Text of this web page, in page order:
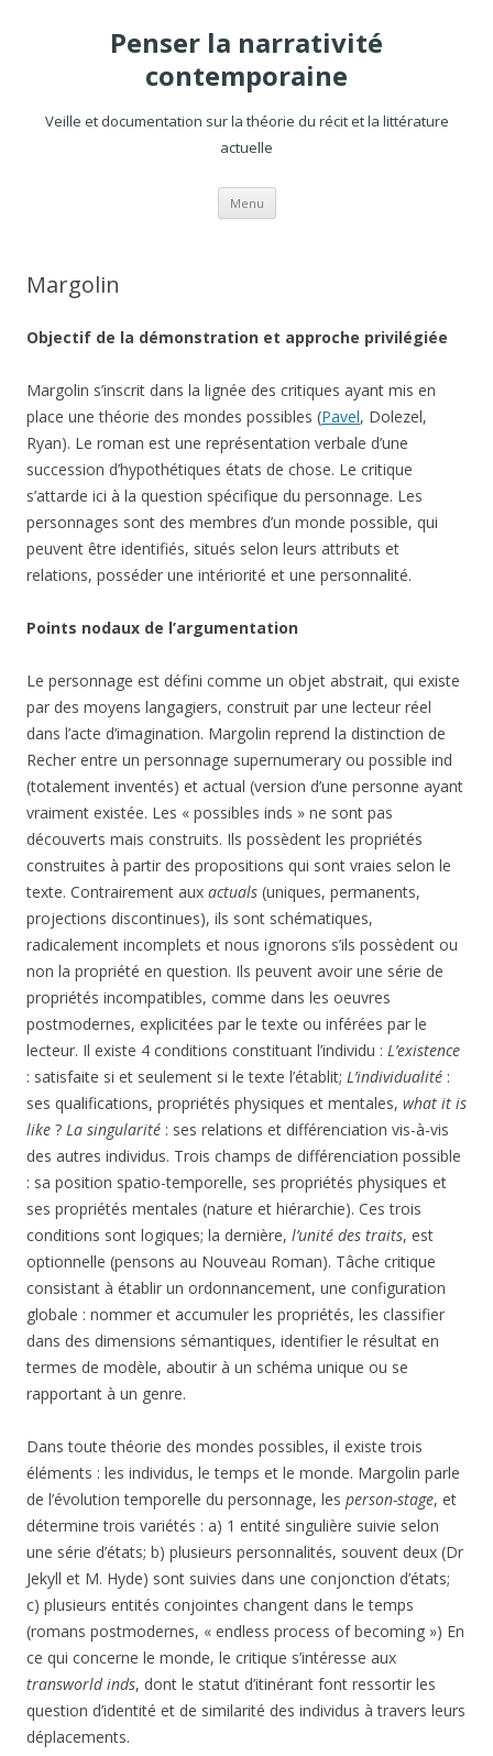
Penser la narrativité
contemporaine
Veille et documentation sur la théorie du récit et la littérature
actuelle
Menu Aller
contenu
Margolin
Objectif de la démonstration et approche privilégiée
Margolin s’inscrit dans la lignée des critiques ayant mis en
place une théorie des mondes possibles (Pavel, Dolezel,
Ryan). Le roman est une représentation verbale d’une
succession d’hypothétiques états de chose. Le critique
s’attarde ici à la question spécifique du personnage. Les
personnages sont des membres d’un monde possible, qui
peuvent être identifiés, situés selon leurs attributs et
relations, posséder une intériorité et une personnalité.
Points nodaux de l’argumentation
Le personnage est défini comme un objet abstrait, qui existe
par des moyens langagiers, construit par une lecteur réel
dans l’acte d’imagination. Margolin reprend la distinction de
Recher entre un personnage supernumerary ou possible ind
(totalement inventés) et actual (version d’une personne ayant
vraiment existée. Les « possibles inds » ne sont pas
découverts mais construits. Ils possèdent les propriétés
construites à partir des propositions qui sont vraies selon le
texte. Contrairement aux actuals (uniques, permanents,
projections discontinues), ils sont schématiques,
radicalement incomplets et nous ignorons s’ils possèdent ou
non la propriété en question. Ils peuvent avoir une série de
propriétés incompatibles, comme dans les oeuvres
postmodernes, explicitées par le texte ou inférées par le
lecteur. Il existe 4 conditions constituant l’individu : L’existence
: satisfaite si et seulement si le texte l’établit; L’individualité :
ses qualifications, propriétés physiques et mentales, what it is
like ? La singularité : ses relations et différenciation vis-à-vis
des autres individus. Trois champs de différenciation possible
: sa position spatio-temporelle, ses propriétés physiques et
ses propriétés mentales (nature et hiérarchie). Ces trois
conditions sont logiques; la dernière, l’unité des traits, est
optionnelle (pensons au Nouveau Roman). Tâche critique
consistant à établir un ordonnancement, une configuration
globale : nommer et accumuler les propriétés, les classifier
dans des dimensions sémantiques, identifier le résultat en
termes de modèle, aboutir à un schéma unique ou se
rapportant à un genre.
Dans toute théorie des mondes possibles, il existe trois
éléments : les individus, le temps et le monde. Margolin parle
de l’évolution temporelle du personnage, les person-stage, et
détermine trois variétés : a) 1 entité singulière suivie selon
une série d’états; b) plusieurs personnalités, souvent deux (Dr
Jekyll et M. Hyde) sont suivies dans une conjonction d’états;
c) plusieurs entités conjointes changent dans le temps
(romans postmodernes, « endless process of becoming ») En
ce qui concerne le monde, le critique s’intéresse aux
transworld inds, dont le statut d’itinérant font ressortir les
question d’identité et de similarité des individus à travers leurs
déplacements.